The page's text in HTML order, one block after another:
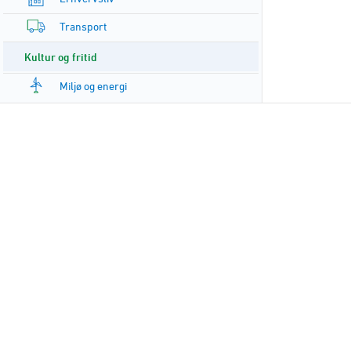
Transport
Kultur og fritid
Miljø og energi